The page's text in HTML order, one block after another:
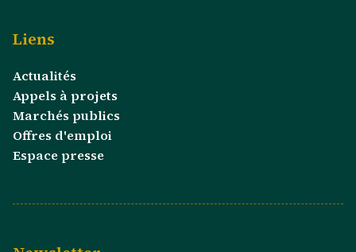
Liens
Actualités
Appels à projets
Marchés publics
Offres d'emploi
Espace presse